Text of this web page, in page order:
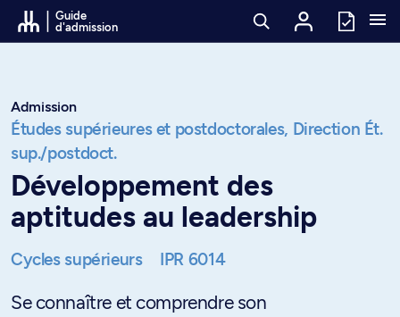
Passer au contenu
Guide
d'admission
Admission
Études supérieures et postdoctorales, Direction Ét.
sup./postdoct.
Développement des
aptitudes au leadership
Cycles supérieurs IPR 6014
Se connaître et comprendre son